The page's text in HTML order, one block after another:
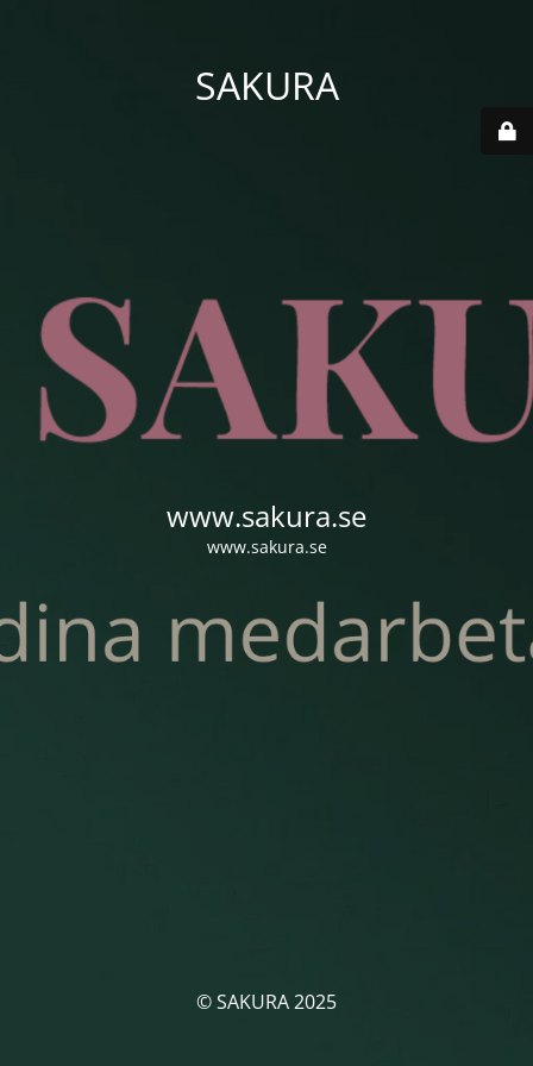
SAKURA
www.sakura.se
www.sakura.se
© SAKURA 2025